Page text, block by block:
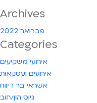
Archives
פברואר 2022
Categories
אירועי משקיעים
אירועים ועסקאות
אשראי בר דיווח
גיוס הון/חוב